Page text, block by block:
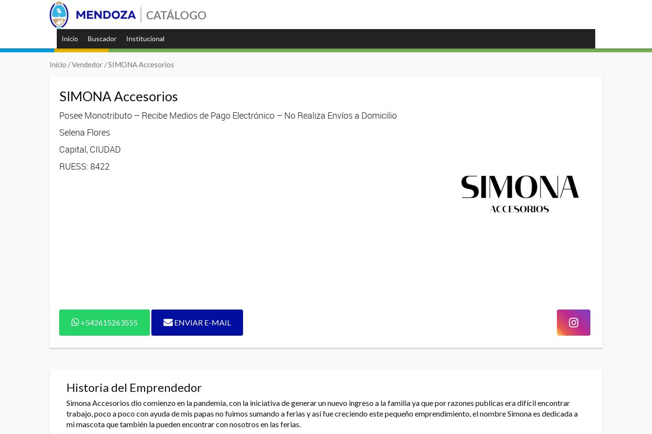
CATÁLOGO
Inicio Buscador Institucional
Inicio / Vendedor / SIMONA Accesorios
SIMONA Accesorios
Posee Monotributo – Recibe Medios de Pago Electrónico – No Realiza Envíos a Domicilio
Selena Flores
Capital, CIUDAD
RUESS: 8422
+542615263555 ENVIAR E-MAIL
Historia del Emprendedor
Simona Accesorios dio comienzo en la pandemia, con la iniciativa de generar un nuevo ingreso a la familia ya que por razones publicas era difícil encontrar
trabajo, poco a poco con ayuda de mis papas no fuimos sumando a ferias y así fue creciendo este pequeño emprendimiento, el nombre Simona es dedicada a
mi mascota que también la pueden encontrar con nosotros en las ferias.